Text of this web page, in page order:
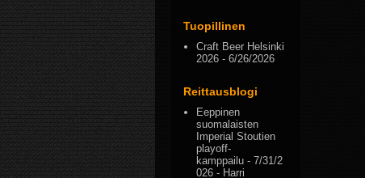
Tuopillinen
Craft Beer Helsinki
2026 - 6/26/2026
Reittausblogi
Eeppinen
suomalaisten
Imperial Stoutien
playoff-
kamppailu - 7/31/2
026 - Harri